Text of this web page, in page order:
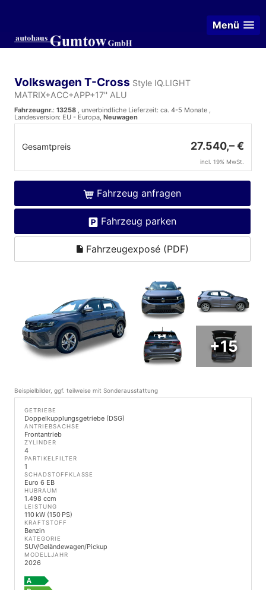
Menü
Volkswagen T-Cross Style IQ.LIGHT
MATRIX+ACC+APP+17'' ALU
Fahrzeugnr.: 13258 , unverbindliche Lieferzeit: ca. 4-5 Monate ,
Landesversion: EU - Europa, Neuwagen
Gesamtpreis 27.540,– €
incl. 19% MwSt.
Fahrzeug anfragen
Fahrzeug parken
Fahrzeugexposé (PDF)
+15
Beispielbilder, ggf. teilweise mit Sonderausstattung
GETRIEBE
Doppelkupplungsgetriebe (DSG)
ANTRIEBSACHSE
Frontantrieb
ZYLINDER
4
PARTIKELFILTER
1
SCHADSTOFFKLASSE
Euro 6 EB
HUBRAUM
1.498 ccm
LEISTUNG
110 kW (150 PS)
KRAFTSTOFF
Benzin
KATEGORIE
SUV/Geländewagen/Pickup
MODELLJAHR
2026